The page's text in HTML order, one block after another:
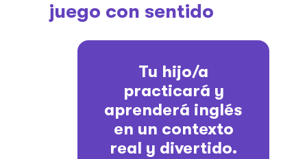
juego con sentido
Tu hijo/a
practicará y
aprenderá inglés
en un contexto
real y divertido.